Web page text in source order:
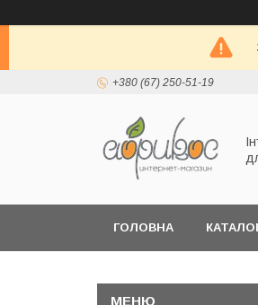
+380 (67) 250-51-19
ГОЛОВНА